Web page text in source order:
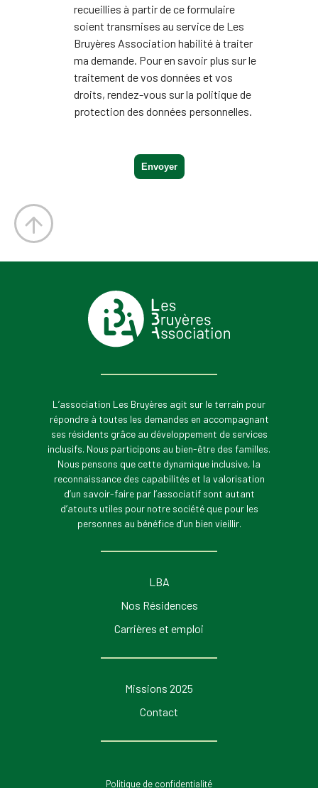
recueillies à partir de ce formulaire
soient transmises au service de Les
Bruyères Association habilité à traiter
ma demande. Pour en savoir plus sur le
traitement de vos données et vos
droits, rendez-vous sur la politique de
protection des données personnelles.
L’association Les Bruyères agit sur le terrain pour
répondre à toutes les demandes en accompagnant
ses résidents grâce au développement de services
inclusifs. Nous participons au bien-être des familles.
Nous pensons que cette dynamique inclusive, la
reconnaissance des capabilités et la valorisation
d’un savoir-faire par l’associatif sont autant
d’atouts utiles pour notre société que pour les
personnes au bénéfice d’un bien vieillir.
LBA
Nos Résidences
Carrières et emploi
Missions 2025
Contact
Politique de confidentialité